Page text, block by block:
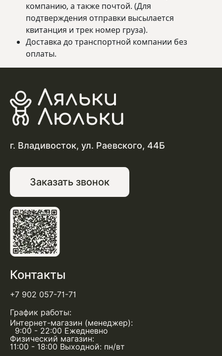
компанию, а также почтой. (Для
подтверждения отправки высылается
квитанция и трек номер груза).
Доставка до транспортной компании без
оплаты.
г. Владивосток, ул. Раевского, 44Б
Заказать звонок
Контакты
+7 902 057-71-71
График работы:
Интернет-магазин (менеджер):
9:00 - 22:00 Ежедневно
Физический магазин:
11:00 - 18:00 Выходной: пн/вт